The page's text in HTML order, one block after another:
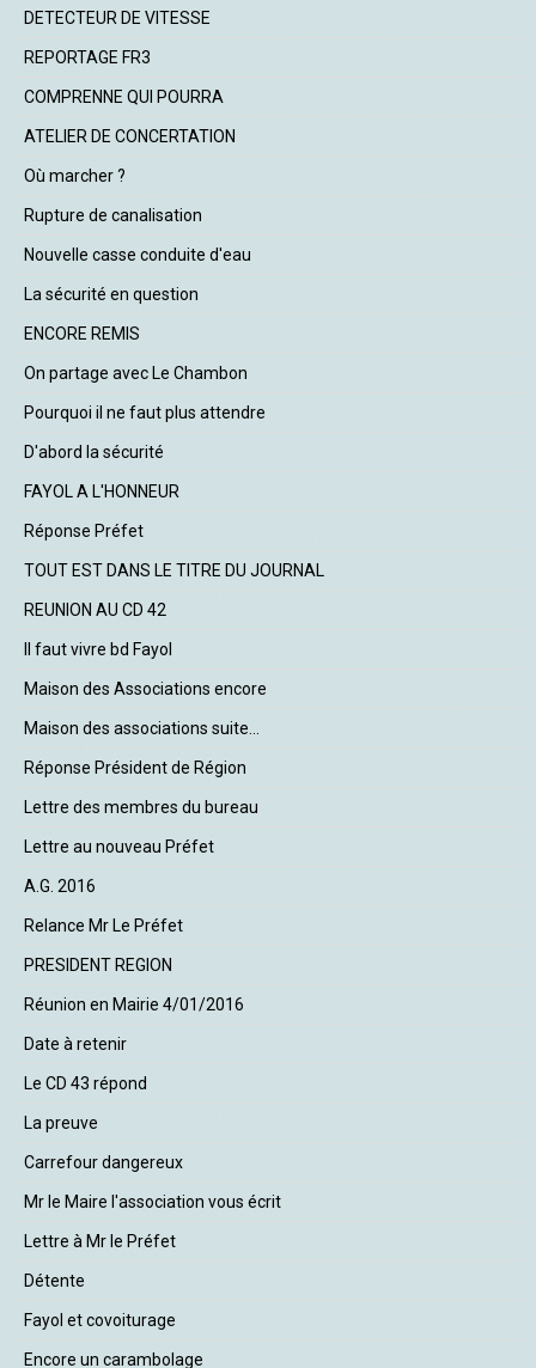
DETECTEUR DE VITESSE
REPORTAGE FR3
COMPRENNE QUI POURRA
ATELIER DE CONCERTATION
Où marcher ?
Rupture de canalisation
Nouvelle casse conduite d'eau
La sécurité en question
ENCORE REMIS
On partage avec Le Chambon
Pourquoi il ne faut plus attendre
D'abord la sécurité
FAYOL A L'HONNEUR
Réponse Préfet
TOUT EST DANS LE TITRE DU JOURNAL
REUNION AU CD 42
Il faut vivre bd Fayol
Maison des Associations encore
Maison des associations suite...
Réponse Président de Région
Lettre des membres du bureau
Lettre au nouveau Préfet
A.G. 2016
Relance Mr Le Préfet
PRESIDENT REGION
Réunion en Mairie 4/01/2016
Date à retenir
Le CD 43 répond
La preuve
Carrefour dangereux
Mr le Maire l'association vous écrit
Lettre à Mr le Préfet
Détente
Fayol et covoiturage
Encore un carambolage